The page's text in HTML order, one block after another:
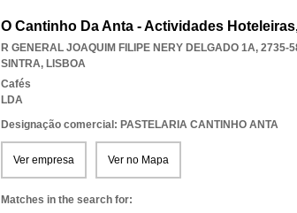
O Cantinho Da Anta - Actividades
R GENERAL JOAQUIM FILIPE NERY DELGADO 1A, 2735-
SINTRA, LISBOA
Cafés
LDA
Designação comercial: PASTELARIA CANTINHO ANTA
Ver empresa Ver no Mapa
Matches in the search for: